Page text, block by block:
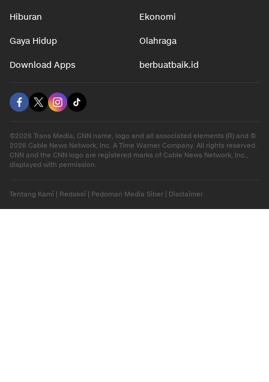
Hiburan Ekonomi
Gaya Hidup Olahraga
Download Apps berbuatbaik.id
©2026 Trans Media, CNN name, logo and all associated elements (R) and ©
2026 Cable News Network, Inc. A Time Warner Company. All rights reserved.
CNN and the CNN logo are registered marks of Cable News Network, Inc.,
displayed with permission.
Tentang Kami Redaksi Pedoman Media Siber Disclaimer